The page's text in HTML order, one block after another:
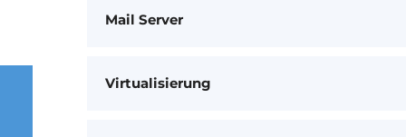
Mail Server
Virtualisierung